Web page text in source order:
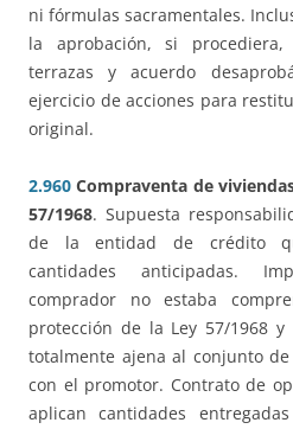
ni fórmulas sacramentales.
la aprobación, si
terrazas y acuerdo
ejercicio de acciones para
original.
2.960 Compraventa de
57/1968. Supuesta
de la entidad de crédito
cantidades anticipadas.
comprador no estaba
protección de la Ley 57/1968
totalmente ajena al conjunto
con el promotor. Contrato de
aplican cantidades